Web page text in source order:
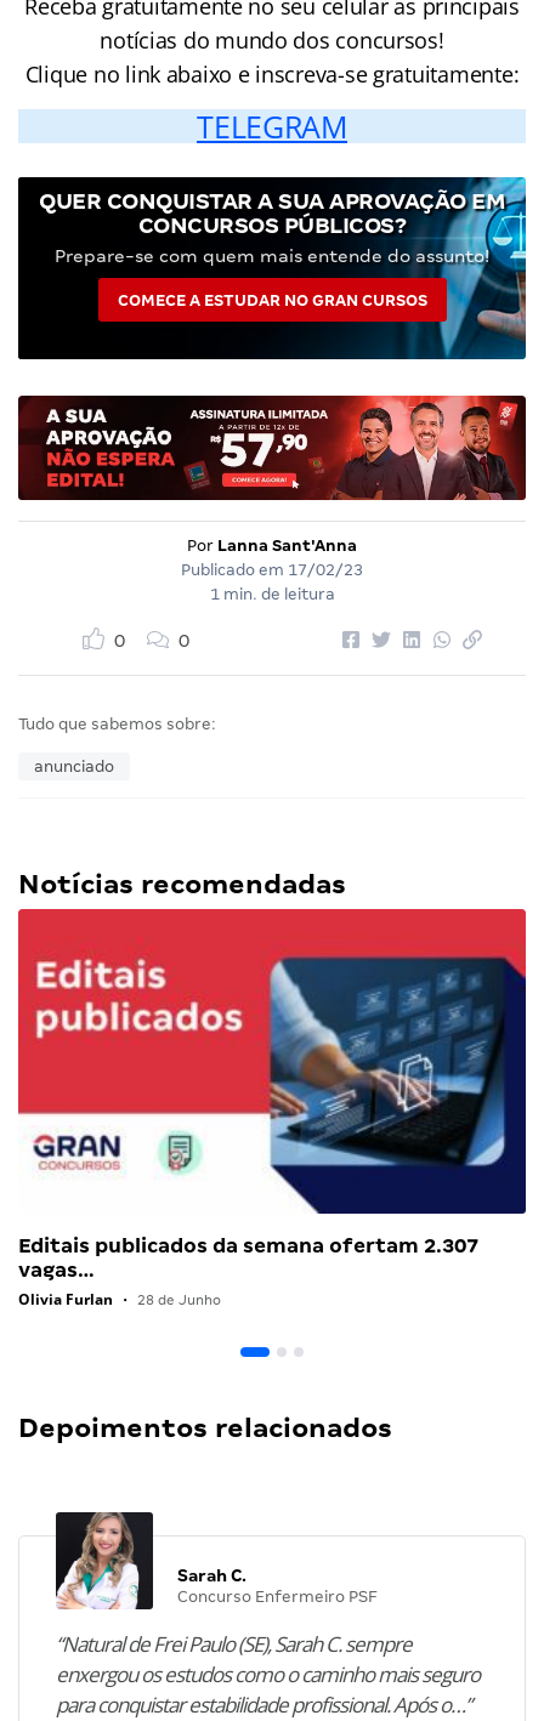
Receba gratuitamente no seu celular as principais
notícias do mundo dos concursos!
Clique no link abaixo e inscreva-se gratuitamente:
TELEGRAM
QUER CONQUISTAR A SUA APROVAÇÃO EM
CONCURSOS PÚBLICOS?
Prepare-se com quem mais entende do assunto!
COMECE A ESTUDAR NO GRAN CURSOS
Por Lanna Sant'Anna
Publicado em 17/02/23
1 min. de leitura
0 0
Tudo que sabemos sobre:
anunciado
Notícias recomendadas
Editais publicados da semana ofertam 2.307
vagas…
Olivia Furlan • 28 de Junho
Depoimentos relacionados
Sarah C.
Concurso Enfermeiro PSF
“Natural de Frei Paulo (SE), Sarah C. sempre
enxergou os estudos como o caminho mais seguro
para conquistar estabilidade profissional. Após o…”